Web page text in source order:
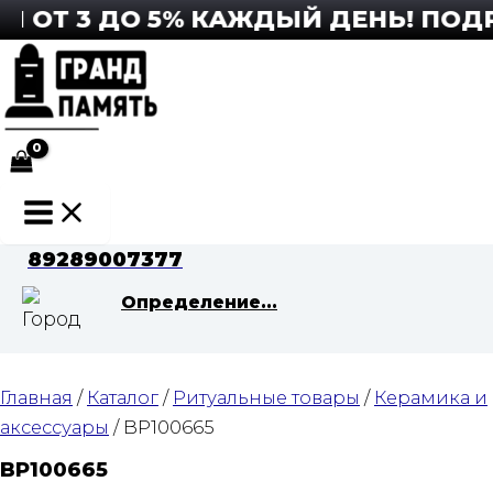
Перейти
к
содержимому
3 ДО 5% КАЖДЫЙ ДЕНЬ!
Main
Menu
89289007377
Определение...
Главная / Каталог / Ритуальные товары / Керамика и
аксессуары / BP100665
BP100665